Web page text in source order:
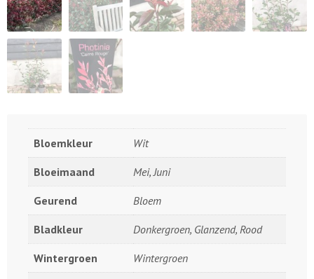
Bloemkleur Wit
Bloeimaand Mei, Juni
Geurend Bloem
Bladkleur Donkergroen, Glanzend, Rood
Wintergroen Wintergroen